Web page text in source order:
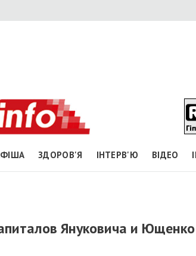
ЗДОРОВ'Я ІНТЕРВ'Ю ВІДЕО
Януковича и Ющенко